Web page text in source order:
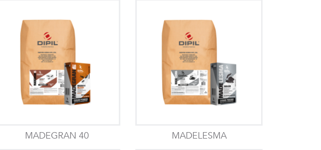
MADEGRAN 40 MADELESMA